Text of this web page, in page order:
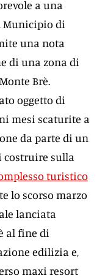
a una
Municipio di
una nota
di una zona di
Brè.
oggetto di
mesi scaturite a
da parte di un
sulla
turistico
lo scorso marzo
lanciata
al fine di
edilizia e,
maxi resort